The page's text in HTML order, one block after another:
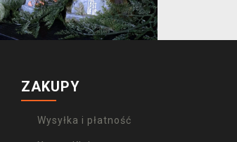
ZAKUPY
Wysyłka i płatność